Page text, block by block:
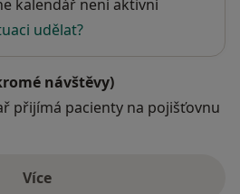
kalendář není aktivní
udělat?
návštěvy)
přijímá pacienty na pojišťovnu
Víceo adrese